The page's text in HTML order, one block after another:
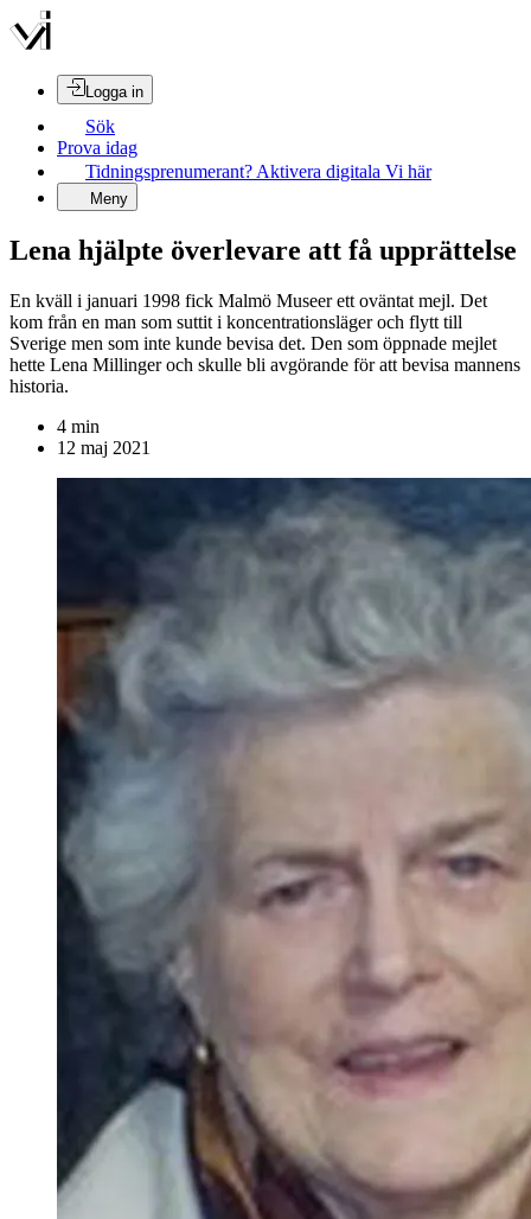
Logga in
Sök
Prova idag
Tidningsprenumerant? Aktivera digitala Vi här
Meny
Lena hjälpte överlevare att få upprättelse
En kväll i januari 1998 fick Malmö Museer ett oväntat mejl. Det
kom från en man som suttit i koncentrationsläger och flytt till
Sverige men som inte kunde bevisa det. Den som öppnade mejlet
hette Lena Millinger och skulle bli avgörande för att bevisa mannens
historia.
4 min
12 maj 2021